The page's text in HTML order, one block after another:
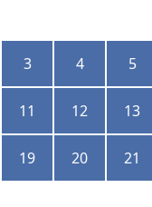
3 4 5
11 12 13
19 20 21